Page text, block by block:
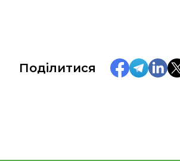
Поділитися